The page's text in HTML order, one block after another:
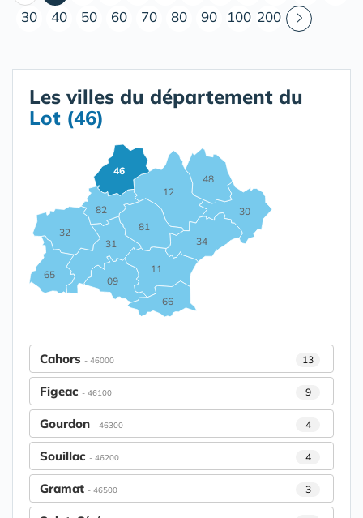
30
40 50 60 70 80 90 100 200
Les villes du département du
Lot (46)
09
11
12
30
31
32
34
46
48
65
66
81
82
Cahors - 46000 13
Figeac - 46100 9
Gourdon - 46300 4
Souillac - 46200 4
Gramat - 46500 3